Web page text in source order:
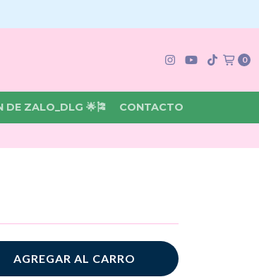
0
DE ZALO_DLG 🌟🎏 CONTACTO
AGREGAR AL CARRO